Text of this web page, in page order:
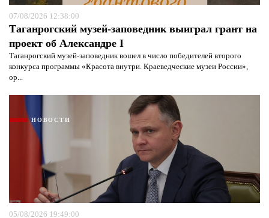
07/08/2026 12:38:00
Таганрогский музей-заповедник выиграл грант на
проект об Александре I
Таганрогский музей-заповедник вошел в число победителей второго
конкурса программы «Красота внутри. Краеведческие музеи России»,
ор...
НОВОСТИ
05/08/2026 19:49:00